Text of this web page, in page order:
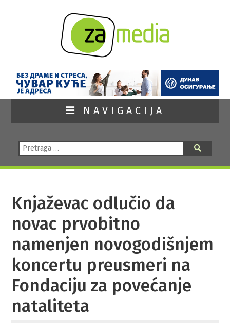
NAVIGACIJA
Pretraga:
Knjaževac odlučio da
novac prvobitno
namenjen novogodišnjem
koncertu preusmeri na
Fondaciju za povećanje
nataliteta